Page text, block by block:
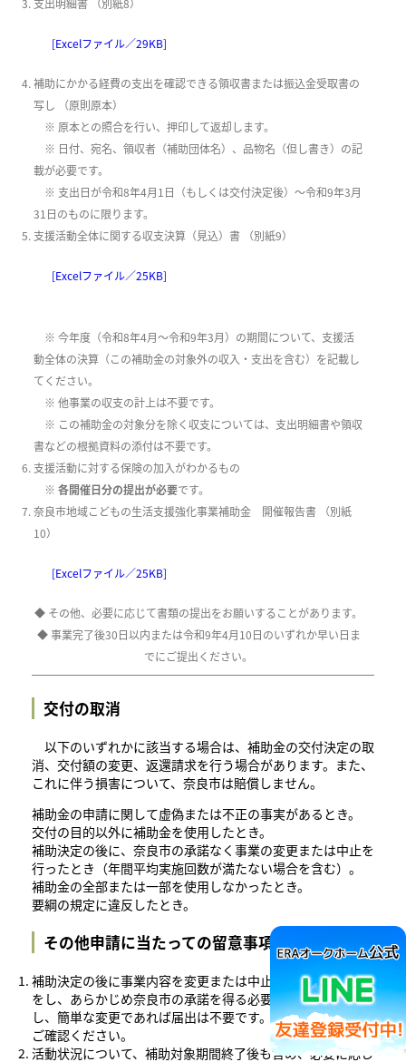
支出明細書 （別紙8）
[Excelファイル／29KB]
補助にかかる経費の支出を確認できる領収書または振込金受取書の
写し （原則原本）
※ 原本との照合を行い、押印して返却します。
※ 日付、宛名、領収者（補助団体名）、品物名（但し書き）の記
載が必要です。
※ 支出日が令和8年4月1日（もしくは交付決定後）～令和9年3月
31日のものに限ります。
支援活動全体に関する収支決算（見込）書 （別紙9）
[Excelファイル／25KB]
※ 今年度（令和8年4月～令和9年3月）の期間について、支援活
動全体の決算（この補助金の対象外の収入・支出を含む）を記載し
てください。
※ 他事業の収支の計上は不要です。
※ この補助金の対象分を除く収支については、支出明細書や領収
書などの根拠資料の添付は不要です。
支援活動に対する保険の加入がわかるもの
※ 各開催日分の提出が必要です。
奈良市地域こどもの生活支援強化事業補助金 開催報告書 （別紙
10）
[Excelファイル／25KB]
◆ その他、必要に応じて書類の提出をお願いすることがあります。
◆ 事業完了後30日以内または令和9年4月10日のいずれか早い日ま
でにご提出ください。
交付の取消
以下のいずれかに該当する場合は、補助金の交付決定の取
消、交付額の変更、返還請求を行う場合があります。また、
これに伴う損害について、奈良市は賠償しません。
補助金の申請に関して虚偽または不正の事実があるとき。
交付の目的以外に補助金を使用したとき。
補助決定の後に、奈良市の承諾なく事業の変更または中止を
行ったとき（年間平均実施回数が満たない場合を含む）。
補助金の全部または一部を使用しなかったとき。
要綱の規定に違反したとき。
その他申請に当たっての留意事項など
補助決定の後に事業内容を変更または中止する場合は、届出
をし、あらかじめ奈良市の承諾を得る必要があります。ただ
し、簡単な変更であれば届出は不要です。詳しくは奈良市に
ご確認ください。
活動状況について、補助対象期間終了後も含め、必要に応じ